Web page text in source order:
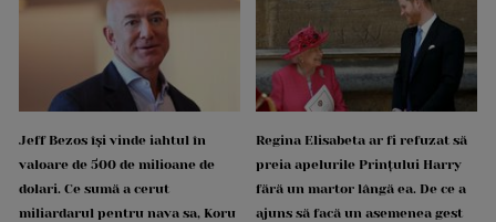
Jeff Bezos își vinde iahtul în
valoare de 500 de milioane de
dolari. Ce sumă a cerut
miliardarul pentru nava sa, Koru
Regina Elisabeta ar fi refuzat să
preia apelurile Prințului Harry
fără un martor lângă ea. De ce a
ajuns să facă un asemenea gest